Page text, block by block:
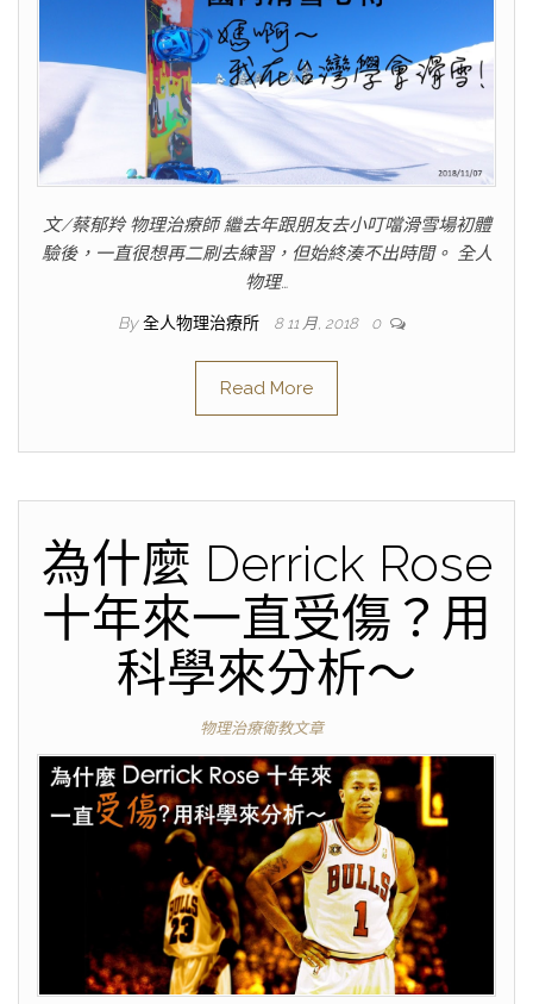
文/蔡郁羚 物理治療師 繼去年跟朋友去小叮噹滑雪場初體
驗後，一直很想再二刷去練習，但始終湊不出時間。 全人
物理…
By 全人物理治療所 8 11 月, 2018 0
Read More
為什麼 Derrick Rose
十年來一直受傷？用
科學來分析～
物理治療衛教文章